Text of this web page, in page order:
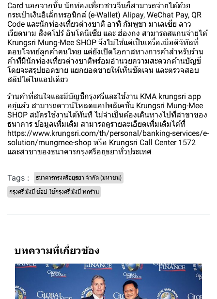
Card นอกจากนั้น นักท่องเที่ยวชาวจีนก็สามารถจ่ายได้ด้วย
กระเป๋าเงินอิเล็กทรอนิกส์ (e-Wallet) Alipay, WeChat Pay, QR
Code และนักท่องเที่ยวต่างชาติ อาทิ กัมพูชา มาเลเซีย ลาว
เวียดนาม สิงคโปร์ อินโดนีเซีย และ ฮ่องกง สามารถสแกนจ่ายได้
Krungsri Mung-Mee SHOP จึงไม่ใช่แค่เป็นเครื่องมือดิจิทัลที่
ตอบโจทย์ลูกค้าคนไทย แต่ยังเปิดโอกาสทางการค้าสำหรับร้าน
ค้าที่มีนักท่องเที่ยวต่างชาติพร้อมอำนวยความสะดวกด้านบัญชี
โดยจะสรุปยอดขาย แยกยอดขายให้เห็นชัดเจน และตรวจสอบ
สลิปได้ในแอปเดียว
ร้านค้าที่สนใจและมีบัญชีกรุงศรีและใช้งาน KMA krungsri app
อยู่แล้ว สามารถดาวน์โหลดแอปพลิเคชัน Krungsri Mung-Mee
SHOP สมัครใช้งานได้ทันที ไม่จำเป็นต้องเดินทางไปที่สาขาของ
ธนาคาร ข้อมูลเพิ่มเติม สามารถดูรายละเอียดเพิ่มเติมได้ที่
https://www.krungsri.com/th/personal/banking-services/e-
solution/mungmee-shop หรือ Krungsri Call Center 1572
และสาขาของธนาคารกรุงศรีอยุธยาทั่วประเทศ
Tags : ธนาคารกรุงศรีอยุธยา จำกัด (มหาชน)
กรุงศรี มั่งมี ช้อป ใช้กรุงศรี มั่งมี ทุกร้าน
บทความที่เกี่ยวข้อง